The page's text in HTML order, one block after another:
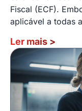
Fiscal (ECF).
aplicável a todas
Ler mais >